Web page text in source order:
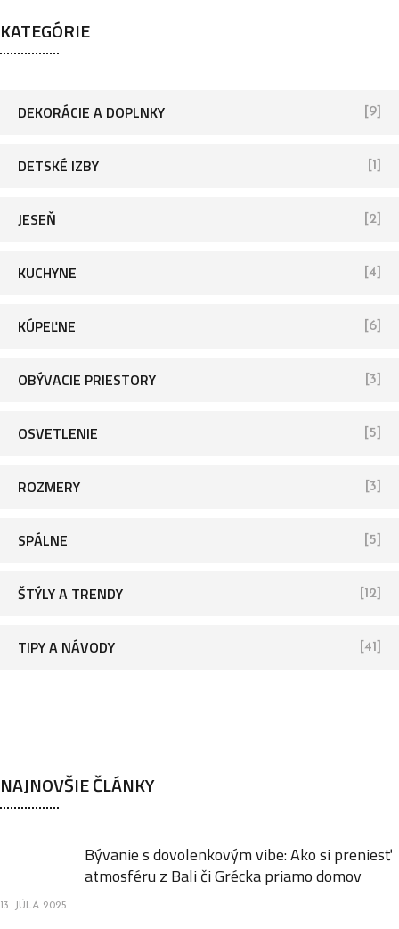
d
a
KATEGÓRIE
DEKORÁCIE A DOPLNKY [9]
DETSKÉ IZBY [1]
JESEŇ [2]
KUCHYNE [4]
KÚPEĽNE [6]
OBÝVACIE PRIESTORY [3]
OSVETLENIE [5]
ROZMERY [3]
SPÁLNE [5]
ŠTÝLY A TRENDY [12]
TIPY A NÁVODY [41]
NAJNOVŠIE ČLÁNKY
Bývanie s dovolenkovým vibe: Ako si preniesť
atmosféru z Bali či Grécka priamo domov
13. JÚLA 2025